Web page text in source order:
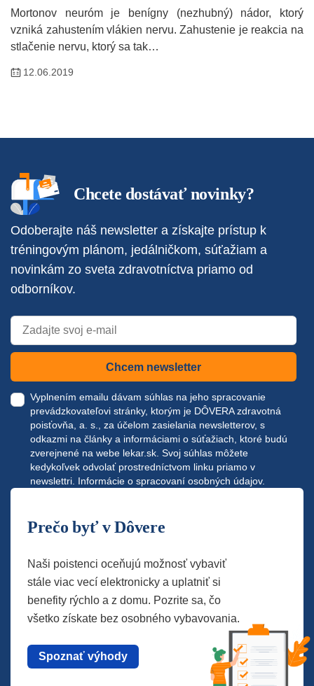
Mortonov neuróm je benígny (nezhubný) nádor, ktorý
vzniká zahustením vlákien nervu. Zahustenie je reakcia na
stlačenie nervu, ktorý sa tak…
12.06.2019
Chcete dostávať novinky?
Odoberajte náš newsletter a získajte prístup k
tréningovým plánom, jedálničkom, súťažiam a
novinkám zo sveta zdravotníctva priamo od
odborníkov.
Chcem newsletter
Vyplnením emailu dávam súhlas na jeho spracovanie
prevádzkovateľovi stránky, ktorým je DÔVERA zdravotná
poisťovňa, a. s., za účelom zasielania newsletterov, s
odkazmi na články a informáciami o súťažiach, ktoré budú
zverejnené na webe lekar.sk . Svoj súhlas môžete
kedykoľvek odvolať prostredníctvom linku priamo v
newslettri. Informácie o spracovaní osobných údajov.
Prečo byť v Dôvere
Naši poistenci oceňujú možnosť vybaviť
stále viac vecí elektronicky a uplatniť si
benefity rýchlo a z domu. Pozrite sa, čo
všetko získate bez osobného vybavovania.
Spoznať výhody